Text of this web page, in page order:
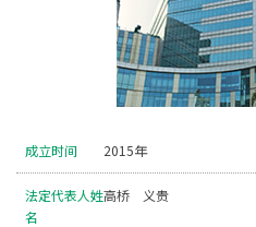
成立时间 2015年
法定代表人姓
名
高桥 义贵